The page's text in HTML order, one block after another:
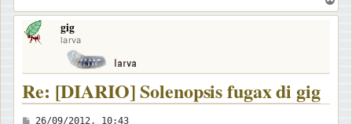
o
gig
larva
Re: [DIARIO] Solenopsis fugax di gig
M
26/09/2012, 10:43